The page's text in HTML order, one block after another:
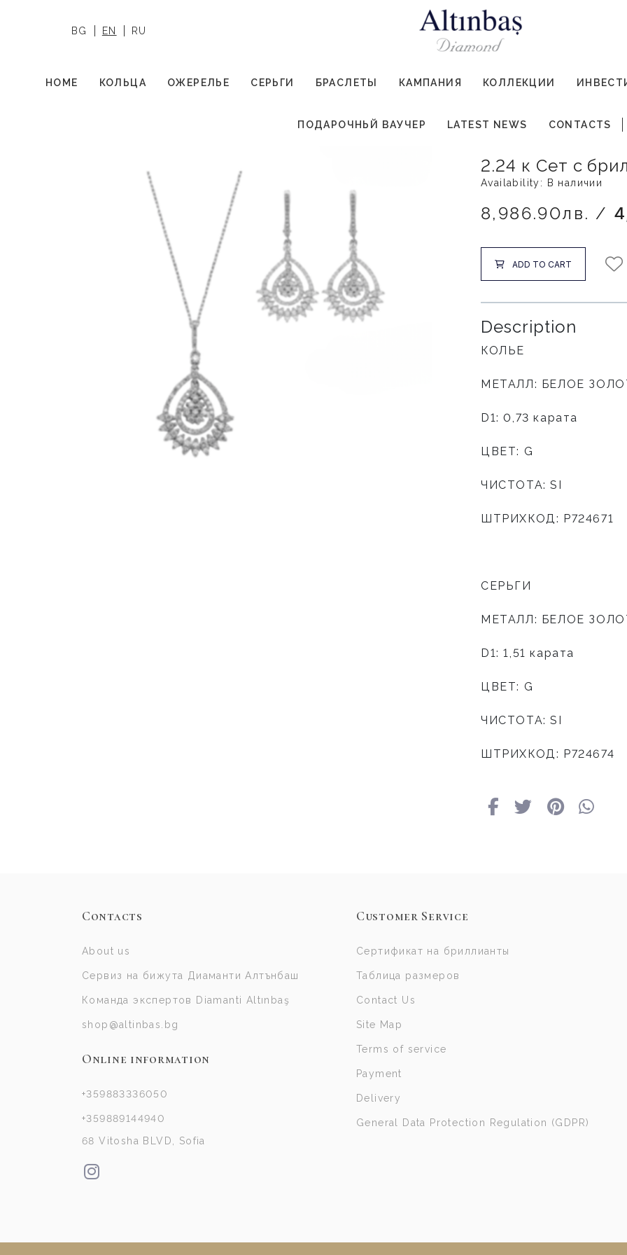
BG EN RU
HOME КОЛЬЦА ОЖЕРЕЛЬЕ СЕРЬГИ БРАСЛЕТЫ КАМПАНИЯ КОЛЛЕКЦИИ
ПОДАРОЧНЬЙ ВАУЧЕР LATEST NEWS CONTACTS
2.24 к Сет с
Availability: В наличии
8,986.90лв. /
ADD TO CART
Description
КОЛЬЕ
МЕТАЛЛ: БЕЛОЕ
D1: 0,73 карата
ЦВЕТ: G
ЧИСТОТА: SI
ШТРИХКОД: P724671
СЕРЬГИ
МЕТАЛЛ: БЕЛОЕ
D1: 1,51 карата
ЦВЕТ: G
ЧИСТОТА: SI
ШТРИХКОД: P724674
Contacts
About us
Сервиз на бижута Диаманти Алтънбаш
Команда экспертов Diamanti Altınbaş
shop@altinbas.bg
Online information
+359883336050
+359889144940
68 Vitosha BLVD, Sofia
Customer Service
Сертификат на бриллианты
Таблица размеров
Contact Us
Site Map
Terms of service
Payment
Delivery
General Data Protection Regulation (GDPR)